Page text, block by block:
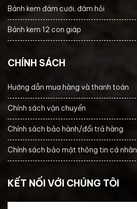
Bánh kem đám cưới, đám hỏi
Bánh kem 12 con giáp
CHÍNH SÁCH
Hướng dẫn mua hàng và thanh toán
Chính sách vận chuyển
Chính sách bảo hành/đổi trả hàng
Chính sách bảo mật thông tin cá nhân
KẾT NỐI VỚI CHÚNG TÔI